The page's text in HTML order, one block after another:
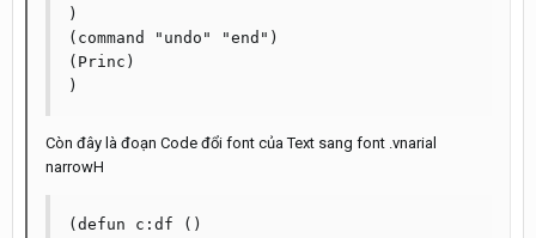
)
(command "undo" "end")
(Princ)
Còn đây là đoạn Code đổi font của Text sang font .vnarial
narrowH
(defun c:df ()